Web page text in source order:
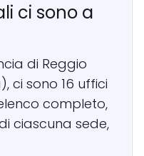
ci sono a
di Reggio
ci sono 16 uffici
completo,
ciascuna sede,